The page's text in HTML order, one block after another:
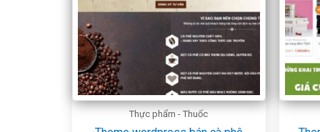
Thực phẩm - Thuốc